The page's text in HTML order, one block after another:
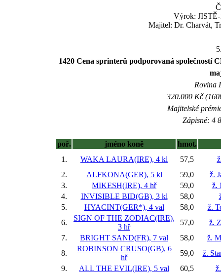
Výrok: JISTĚ-
Majitel: Dr. Charvát,
1420 Cena sprinterů podporovaná společností
Rovina
320.000 Kč
Majitelské
Zápisné: 4
poř. jméno koně
hmot.
1.
WAKA LAURA(IRE), 4 kl 57,5
2.
ALFKONA(GER), 5 kl 59,0
ž.
3.
MIKESH(IRE), 4 hř 59,0
ž.
4.
INVISIBLE BID(GB), 3 kl 58,0
5.
HYACINT(GER*), 4 val 58,0
ž.
6.
SIGN OF THE ZODIAC(IRE),
3 hř
57,0
ž.
7.
BRIGHT SAND(FR), 7 val 58,0
ž.
8.
ROBINSON CRUSO(GB), 6
hř
59,0
ž.
9.
ALL THE EVIL(IRE), 5 val 60,5